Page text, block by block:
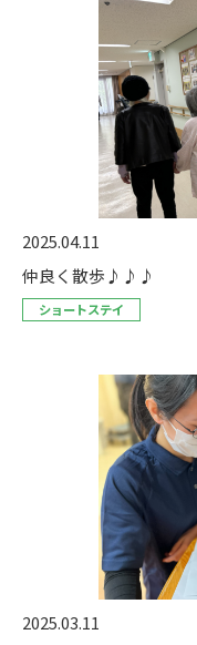
2025.04.11
仲良く散歩♪♪♪
ショートステイ
2025.03.11